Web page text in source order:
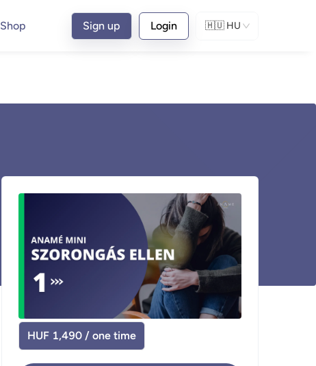
Shop Sign up Login 🇭🇺 HU
HUF 1,490 / one time